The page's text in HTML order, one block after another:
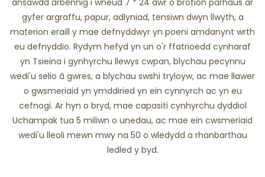
gyfer argraffu, papur, adlyniad, tensiwn dwyn llwyth, a
materion eraill y mae defnyddwyr yn poeni amdanynt wrth
eu defnyddio. Rydym hefyd yn un o'r ffatrïoedd cynharaf
yn Tsieina i gynhyrchu llewys cwpan, blychau pecynnu
wedi'u selio â gwres, a blychau swshi tryloyw, ac mae llawer
o gwsmeriaid yn ymddiried yn ein cynnyrch ac yn eu
cefnogi. Ar hyn o bryd, mae capasiti cynhyrchu dyddiol
Uchampak tua 5 miliwn o unedau, ac mae ein cwsmeriaid
wedi'u lleoli mewn mwy na 50 o wledydd a rhanbarthau
ledled y byd.